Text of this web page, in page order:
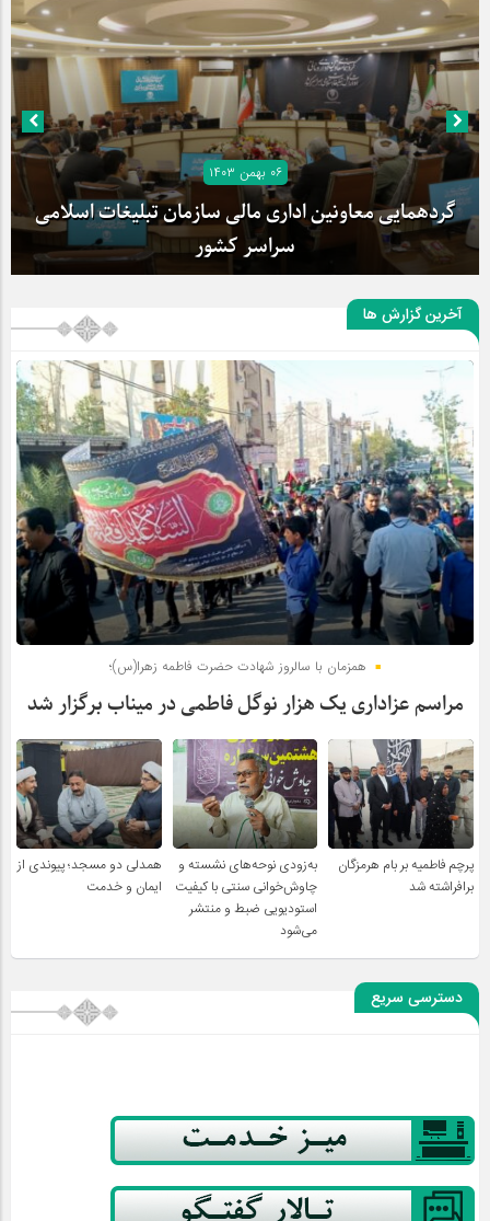
۰۶ بهمن ۱۴۰۳
۲۲ دی ۱۴۰۳
بیانیه کمیته صیانت از ستایشگری در پی انتشار مداحی
وحدت‌شکن منتشر شد
آخرین گزارش ها
همزمان با سالروز شهادت حضرت فاطمه زهرا(س)؛
مراسم عزاداری یک هزار نوگل فاطمی در میناب برگزار شد
پرچم فاطمیه بر بام هرمزگان
برافراشته شد
به‌زودی نوحه‌های نشسته و
چاوش‌خوانی سنتی با کیفیت
استودیویی ضبط و منتشر
می‌شود
همدلی دو مسجد؛ پیوندی از
ایمان و خدمت
دسترسی سریع